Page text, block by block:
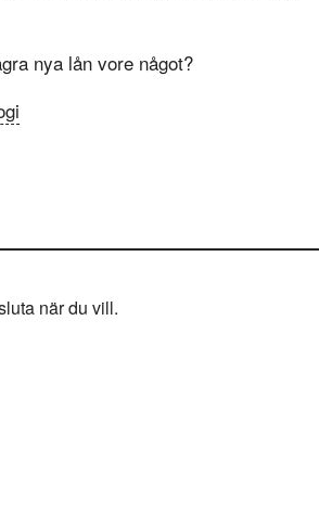
nya lån vore något?
när du vill.